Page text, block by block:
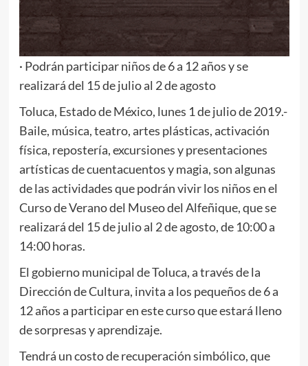
· Podrán participar niños de 6 a 12 años y se
realizará del 15 de julio al 2 de agosto
Toluca, Estado de México, lunes 1 de julio de 2019.-
Baile, música, teatro, artes plásticas, activación
física, repostería, excursiones y presentaciones
artísticas de cuentacuentos y magia, son algunas
de las actividades que podrán vivir los niños en el
Curso de Verano del Museo del Alfeñique, que se
realizará del 15 de julio al 2 de agosto, de 10:00 a
14:00 horas.
El gobierno municipal de Toluca, a través de la
Dirección de Cultura, invita a los pequeños de 6 a
12 años a participar en este curso que estará lleno
de sorpresas y aprendizaje.
Tendrá un costo de recuperación simbólico, que